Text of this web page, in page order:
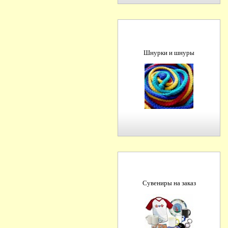
Шнурки и шнуры
Сувениры на заказ